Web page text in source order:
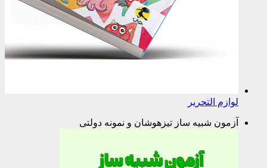
لوازم التحریر
آزمون شبیه ساز تیزهوشان و نمونه دولتی